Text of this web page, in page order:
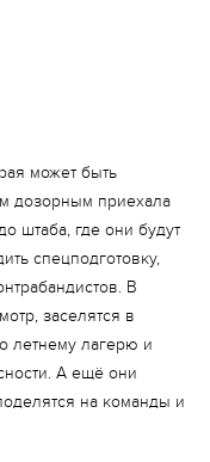
может быть
дозорным приехала
штаба, где они будут
спецподготовку,
В
заселятся в
летнему лагерю и
А ещё они
на команды и